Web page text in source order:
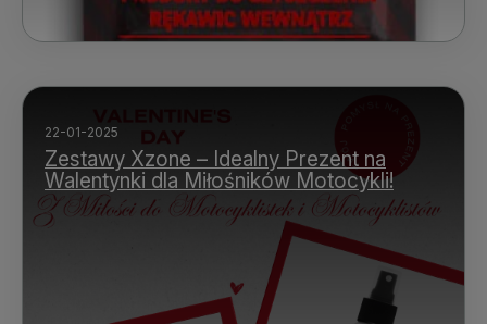
22-01-2025
Zestawy Xzone – Idealny Prezent na
Walentynki dla Miłośników Motocykli!